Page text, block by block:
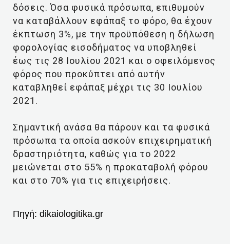
δόσεις. Όσα φυσικά πρόσωπα, επιθυμούν
να καταβάλλουν εφάπαξ το φόρο, θα έχουν
έκπτωση 3%, με την προϋπόθεση η δήλωση
φορολογίας εισοδήματος να υποβληθεί
έως τις 28 Ιουλίου 2021 και ο οφειλόμενος
φόρος που προκύπτει από αυτήν
καταβληθεί εφάπαξ μέχρι τις 30 Ιουλίου
2021.
Σημαντική ανάσα θα πάρουν και τα φυσικά
πρόσωπα τα οποία ασκούν επιχειρηματική
δραστηριότητα, καθώς για το 2022
μειώνεται στο 55% η προκαταβολή φόρου
και στο 70% για τις επιχειρήσεις.
Πηγή: dikaiologitika.gr